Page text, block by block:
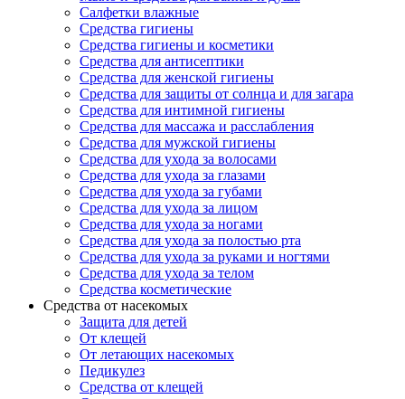
Салфетки влажные
Средства гигиены
Средства гигиены и косметики
Средства для антисептики
Средства для женской гигиены
Средства для защиты от солнца и для загара
Средства для интимной гигиены
Средства для массажа и расслабления
Средства для мужской гигиены
Средства для ухода за волосами
Средства для ухода за глазами
Средства для ухода за губами
Средства для ухода за лицом
Средства для ухода за ногами
Средства для ухода за полостью рта
Средства для ухода за руками и ногтями
Средства для ухода за телом
Средства косметические
Средства от насекомых
Защита для детей
От клещей
От летающих насекомых
Педикулез
Средства от клещей